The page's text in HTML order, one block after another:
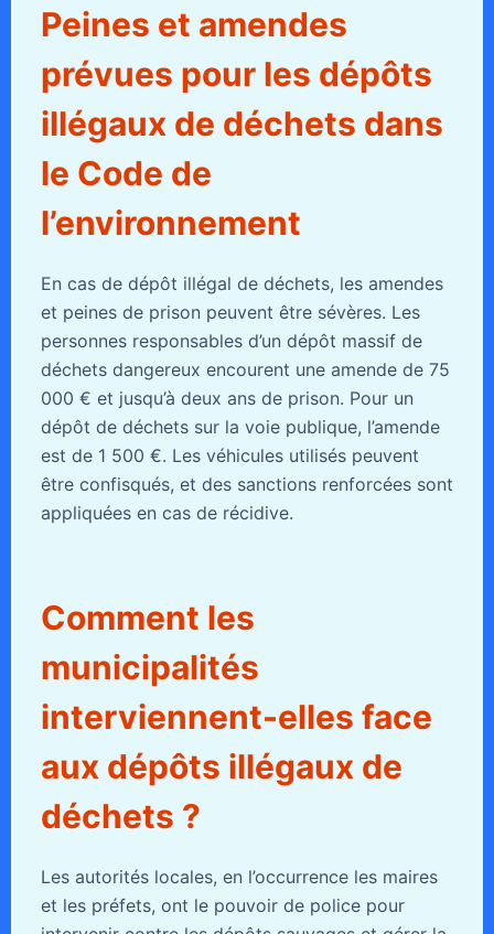
Peines et amendes
prévues pour les dépôts
illégaux de déchets dans
le Code de
l’environnement
En cas de dépôt illégal de déchets, les amendes
et peines de prison peuvent être sévères. Les
personnes responsables d’un dépôt massif de
déchets dangereux encourent une amende de 75
000 € et jusqu’à deux ans de prison. Pour un
dépôt de déchets sur la voie publique, l’amende
est de 1 500 €. Les véhicules utilisés peuvent
être confisqués, et des sanctions renforcées sont
appliquées en cas de récidive.
Comment les
municipalités
interviennent-elles face
aux dépôts illégaux de
déchets ?
Les autorités locales, en l’occurrence les maires
et les préfets, ont le pouvoir de police pour